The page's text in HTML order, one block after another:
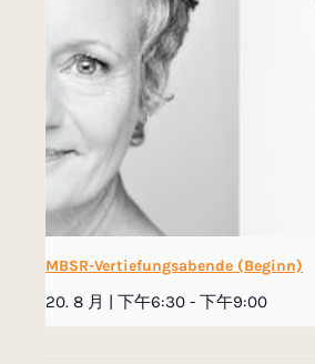
MBSR-Vertiefungsabende (Beginn)
20. 8 月 | 下午6:30 - 下午9:00